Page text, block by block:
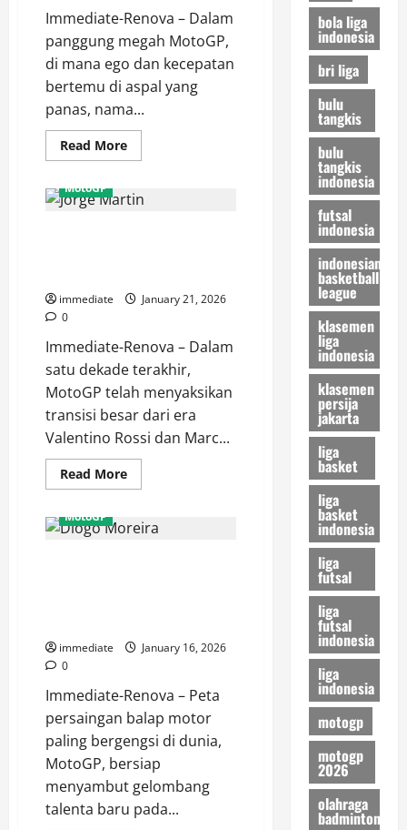
Immediate-Renova – Dalam
panggung megah MotoGP,
di mana ego dan kecepatan
bertemu di aspal yang
panas, nama...
Read MoreRead
more
Johann
Zarco,
Pernah
Berhenti
MotoGP
immediate
January 21, 2026
0
Immediate-Renova – Dalam
satu dekade terakhir,
MotoGP telah menyaksikan
transisi besar dari era
Valentino Rossi dan Marc...
Read MoreRead
more
Jorge
Martin,
MotoGP
immediate
January 16, 2026
0
Immediate-Renova – Peta
persaingan balap motor
paling bergengsi di dunia,
MotoGP, bersiap
menyambut gelombang
talenta baru pada...
bola liga
indonesia
bri liga
bulu
tangkis
bulu
tangkis
indonesia
futsal
indonesia
indonesian
basketball
league
klasemen
liga
indonesia
klasemen
persija
jakarta
liga
basket
liga
basket
indonesia
liga
futsal
liga
futsal
indonesia
liga
indonesia
motogp
motogp
2026
olahraga
badminton